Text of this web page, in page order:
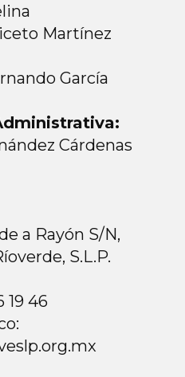
Martínez
García
Cárdenas
a Rayón S/N,
S.L.P.
19 46